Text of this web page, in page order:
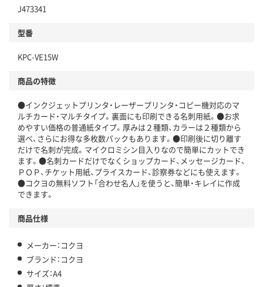
J473341
型番
KPC-VE15W
商品の特徴
●インクジェットプリンタ・レーザープリンタ・コピー機対応のマ
ルチカード・マルチタイプ。裏面にも印刷できる名刺用紙。●お求
めやすい価格の普通紙タイプ。厚みは２種類、カラーは２種類から
選べ、さらにお得な多枚数パックもあります。●印刷後に切り離す
だけで名刺が完成。マイクロミシン目入りなので簡単にカットでき
ます。●名刺カードだけでなくショップカード、メッセージカード、
ＰＯＰ、チケット用紙、プライスカード、診察券などにも使えます。
●コクヨの無料ソフト「合わせ名人」を使うと、簡単・キレイに作成
できます。
商品仕様
メーカー：コクヨ
ブランド：コクヨ
サイズ：A4